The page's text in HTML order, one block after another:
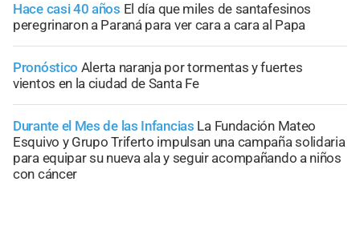
Hace casi 40 años El día que miles de santafesinos
peregrinaron a Paraná para ver cara a cara al Papa
Pronóstico Alerta naranja por tormentas y fuertes
vientos en la ciudad de Santa Fe
Durante el Mes de las Infancias La Fundación Mateo
Esquivo y Grupo Triferto impulsan una campaña solidaria
para equipar su nueva ala y seguir acompañando a niños
con cáncer